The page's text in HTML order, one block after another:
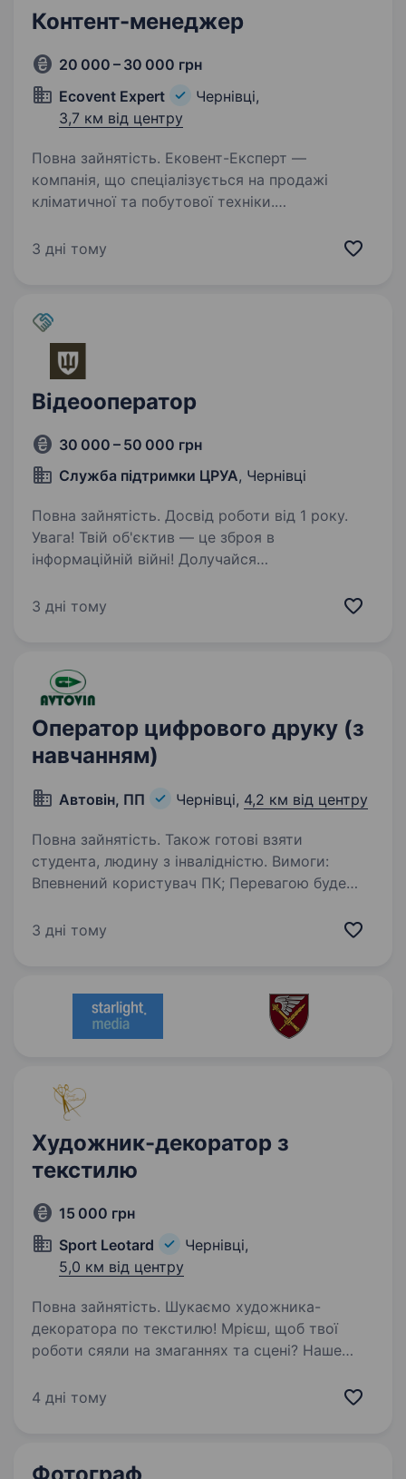
Контент-менеджер
20 000 – 30 000 грн
Ecovent Expert
Чернівці,
3,7 км від центру
Повна зайнятість. Ековент-Експерт —
компанія, що спеціалізується на продажі
кліматичної та побутової техніки.
та активно розвиваємо їхні сторінки
3 дні тому
Відеооператор
30 000 – 50 000 грн
Служба підтримки ЦРУА, Чернівці
Повна зайнятість. Досвід роботи від 1 року.
Увага! Твій об'єктив — це зброя в
інформаційній війні! Долучайся
як змонтувати динамічний ролик у CapCut або
3 дні тому
Оператор цифрового друку (з
навчанням)
Автовін, ПП Чернівці, 4,2 км від центру
Повна зайнятість. Також готові взяти
студента, людину з інвалідністю. Вимоги:
Впевнений користувач ПК; Перевагою буде
друку; Уважність до деталей та
навчання…
3 дні тому
Художник-декоратор з
текстилю
15 000 грн
Sport Leotard
Чернівці,
5,0 км від центру
Повна зайнятість. Шукаємо художника-
декоратора по текстилю! Мрієш, щоб твої
роботи сяяли на змаганнях та сцені? Наше
та акробатів, і нам потрібен художник, який
4 дні тому